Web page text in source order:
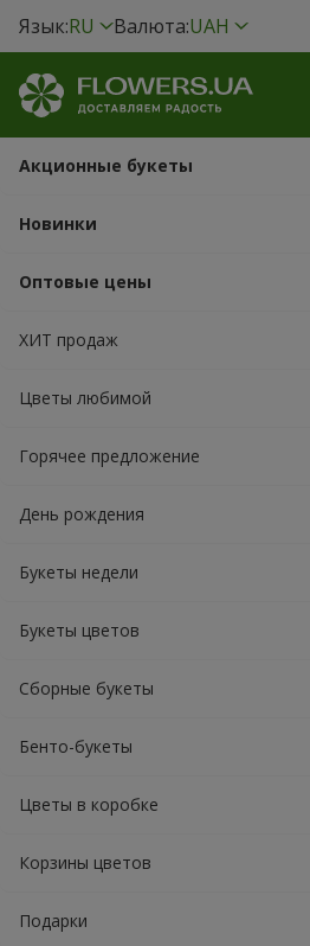
Язык:RU Валюта:UAH
Акционные букеты
Новинки
Оптовые цены
ХИТ продаж
Цветы любимой
Горячее предложение
День рождения
Букеты недели
Букеты цветов
Сборные букеты
Бенто-букеты
Цветы в коробке
Корзины цветов
Подарки